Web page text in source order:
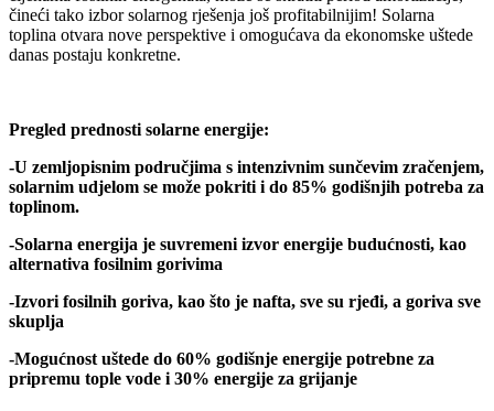
čineći tako izbor solarnog rješenja još profitabilnijim! Solarna
toplina otvara nove perspektive i omogućava da ekonomske uštede
danas postaju konkretne.
Pregled prednosti solarne energije:
-U zemljopisnim područjima s intenzivnim sunčevim zračenjem,
solarnim udjelom se može pokriti i do 85% godišnjih potreba za
toplinom.
-Solarna energija je suvremeni izvor energije budućnosti, kao
alternativa fosilnim gorivima
-Izvori fosilnih goriva, kao što je nafta, sve su rjeđi, a goriva sve
skuplja
-Mogućnost uštede do 60% godišnje energije potrebne za
pripremu tople vode i 30% energije za grijanje